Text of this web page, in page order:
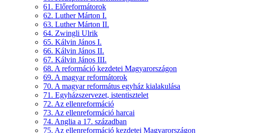
61. Előreformátorok
62. Luther Márton I.
63. Luther Márton II.
64. Zwingli Ulrik
65. Kálvin János I.
66. Kálvin János II.
67. Kálvin János III.
68. A reformáció kezdetei Magyarországon
69. A magyar reformátorok
70. A magyar református egyház kialakulása
71. Egyházszervezet, istentisztelet
72. Az ellenreformáció
73. Az ellenreformáció harcai
74. Anglia a 17. században
75. Az ellenreformáció kezdetei Magyarországon